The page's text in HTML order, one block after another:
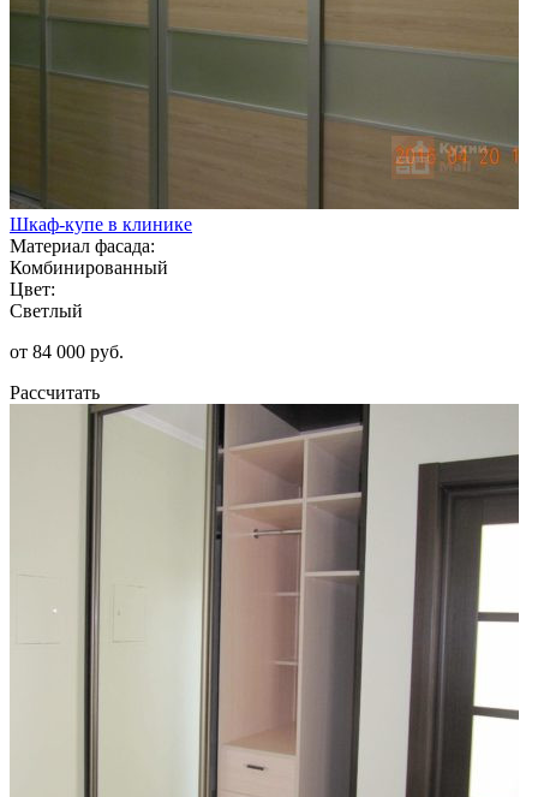
Шкаф-купе в клинике
Материал фасада:
Комбинированный
Цвет:
Светлый
от 84 000 руб.
Рассчитать